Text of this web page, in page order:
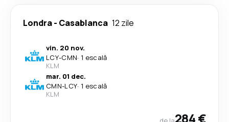
Londra- Casablanca 12 zile
vin. 20 nov.
LCY-CMN· 1 escală
KLM
mar. 01 dec.
CMN-LCY· 1 escală
KLM
284 €